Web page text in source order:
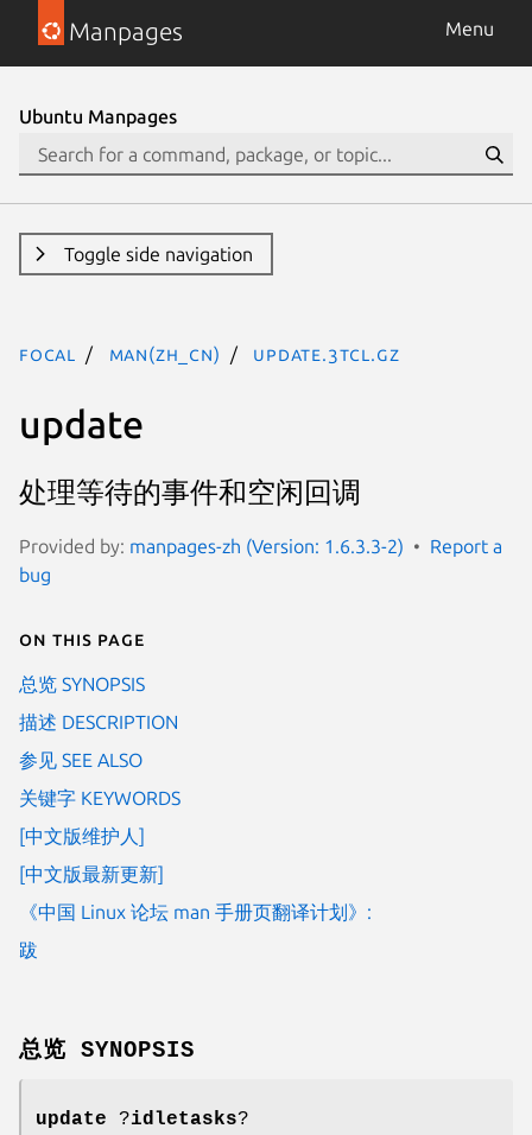
Manpages Menu
Ubuntu Manpages
Toggle side navigation
focal man(zh_CN) update.3tcl.gz
update
处理等待的事件和空闲回调
Provided by: manpages-zh (Version: 1.6.3.3-2)
Report a
bug
On this page
总览 SYNOPSIS
描述 DESCRIPTION
参见 SEE ALSO
关键字 KEYWORDS
[中文版维护人]
[中文版最新更新]
《中国 Linux 论坛 man 手册页翻译计划》:
跋
总览 SYNOPSIS
update ?idletasks?